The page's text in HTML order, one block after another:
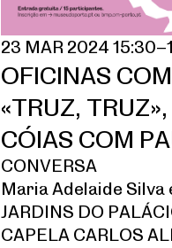
23 MAR 2024
OFICINAS
«TRUZ,
CÓIAS COM
CONVERSA
Maria Adelaide Silva
JARDINS DO
CAPELA CARLOS